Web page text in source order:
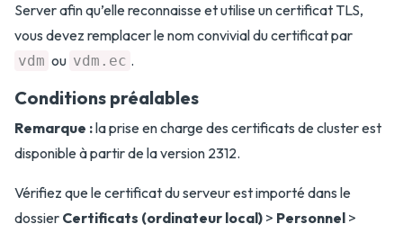
Server afin qu’elle reconnaisse et utilise un certificat TLS,
vous devez remplacer le nom convivial du certificat par
vdm ou vdm.ec .
Conditions préalables
Remarque :la prise en charge des certificats de cluster est
disponible à partir de la version 2312.
Vérifiez que le certificat du serveur est importé dans le
dossier Certificats (ordinateur local) > Personnel >